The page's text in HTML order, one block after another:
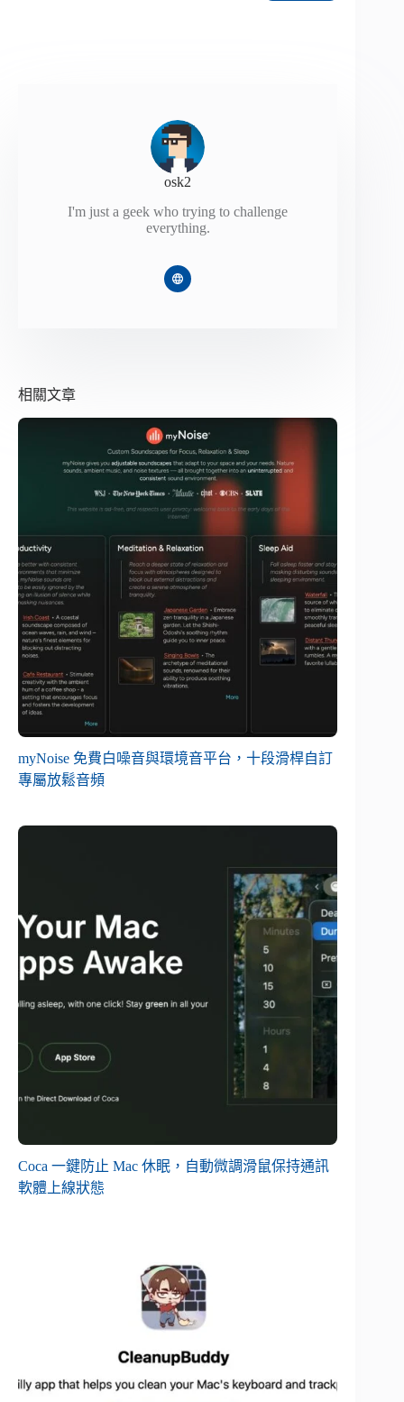
osk2
I'm just a geek who trying to challenge
everything.
相關文章
myNoise 免費白噪音與環境音平台，十段滑桿自訂
專屬放鬆音頻
Coca 一鍵防止 Mac 休眠，自動微調滑鼠保持通訊
軟體上線狀態